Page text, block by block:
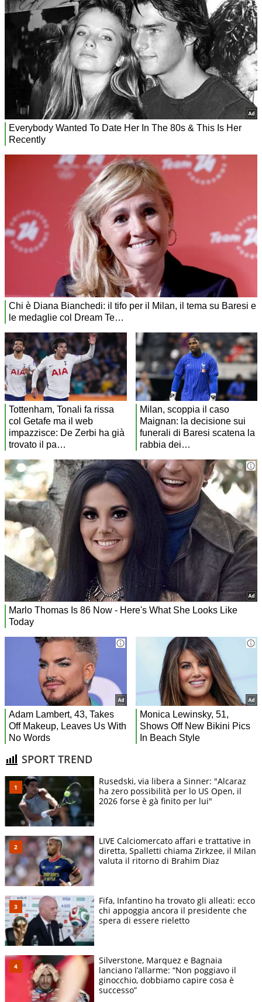
SPORT TREND
Rusedski, via libera a Sinner: "Alcaraz
ha zero possibilità per lo US Open, il
2026 forse è gà finito per lui"
LIVE Calciomercato affari e trattative in
diretta, Spalletti chiama Zirkzee, il Milan
valuta il ritorno di Brahim Diaz
Fifa, Infantino ha trovato gli alleati: ecco
chi appoggia ancora il presidente che
spera di essere rieletto
Silverstone, Marquez e Bagnaia
lanciano l’allarme: “Non poggiavo il
ginocchio, dobbiamo capire cosa è
successo”